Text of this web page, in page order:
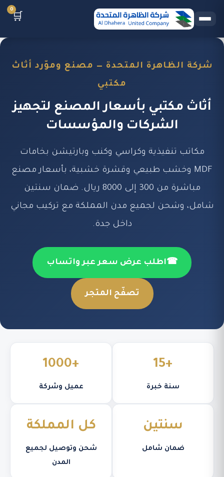
🛒
0
شركة الظاهرة المتحدة — مصنع وموّرد أثاث
مكتبي
أثاث مكتبي بأسعار المصنع لتجهيز
الشركات والمؤسسات
مكاتب تنفيذية وكراسي وكنب وبارتيشن بخامات
MDF وخشب طبيعي وقشرة خشبية، بأسعار مصنع
مباشرة من 300 إلى 8000 ريال. ضمان سنتين
شامل، وشحن لجميع مدن المملكة مع تركيب مجاني
داخل جدة.
☎اطلب عرض سعر عبر واتساب
تصفّح المتجر
+15
سنة خبرة
+1000
عميل وشركة
سنتين
ضمان شامل
كل المملكة
شحن وتوصيل لجميع
المدن